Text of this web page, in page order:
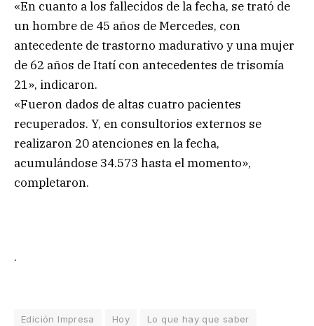
«En cuanto a los fallecidos de la fecha, se trató de
un hombre de 45 años de Mercedes, con
antecedente de trastorno madurativo y una mujer
de 62 años de Itatí con antecedentes de trisomía
21», indicaron.
«Fueron dados de altas cuatro pacientes
recuperados. Y, en consultorios externos se
realizaron 20 atenciones en la fecha,
acumulándose 34.573 hasta el momento»,
completaron.
.
Edición Impresa Hoy Lo que hay que saber